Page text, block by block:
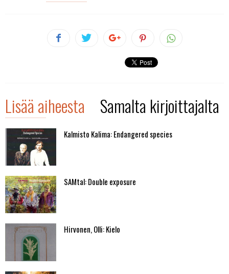
Lisää aiheesta Samalta kirjoittajalta
Kalmisto Kalima: Endangered species
SAMtal: Double exposure
Hirvonen, Olli: Kielo